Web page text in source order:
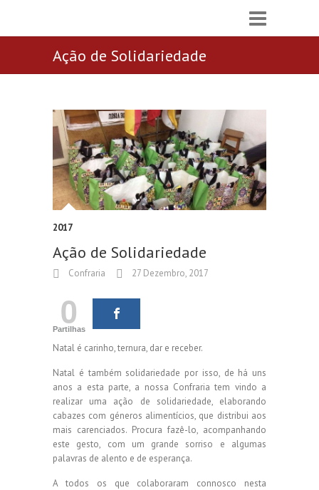
Ação de Solidariedade
2017
Ação de Solidariedade
Confraria 27 Dezembro, 2017
0
Partilhas
Natal é carinho, ternura, dar e receber.
Natal é também solidariedade por isso, de há uns
anos a esta parte, a nossa Confraria tem vindo a
realizar uma ação de solidariedade, elaborando
cabazes com géneros alimentícios, que distribui aos
mais carenciados. Procura fazê-lo, acompanhando
este gesto, com um grande sorriso e algumas
palavras de alento e de esperança.
A todos os que colaboraram connosco nesta